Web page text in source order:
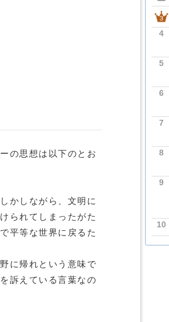
の思想は以下のとお
かしながら、文明に
られてしまったがた
平等な世界に戻るた
に帰れという意味で
訴えている言葉なの
4
5
6
7
8
9
10